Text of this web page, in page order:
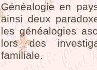
Généalogie en
ainsi deux
les généalogies
lors des
familiale.